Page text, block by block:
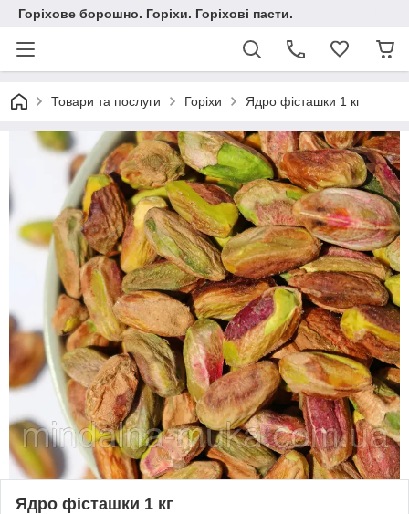
Горіхове борошно. Горіхи. Горіхові пасти.
Товари та послуги Горіхи Ядро фісташки 1 кг
Ядро фісташки 1 кг